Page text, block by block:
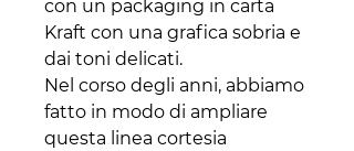
con un packaging in carta
Kraft con una grafica sobria e
dai toni delicati.
Nel corso degli anni, abbiamo
fatto in modo di ampliare
questa linea cortesia